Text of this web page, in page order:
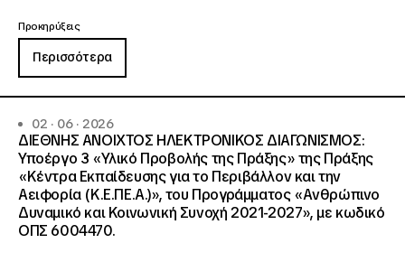
Προκηρύξεις
Περισσότερα
02 · 06 · 2026
ΔΙΕΘΝΗΣ ΑΝΟΙΧΤΟΣ ΗΛΕΚΤΡΟΝΙΚΟΣ ΔΙΑΓΩΝΙΣΜΟΣ:
Υποέργο 3 «Υλικό Προβολής της Πράξης» της Πράξης
«Κέντρα Εκπαίδευσης για το Περιβάλλον και την
Αειφορία (Κ.Ε.ΠΕ.Α.)», του Προγράμματος «Ανθρώπινο
Δυναμικό και Κοινωνική Συνοχή 2021-2027», με κωδικό
ΟΠΣ 6004470.